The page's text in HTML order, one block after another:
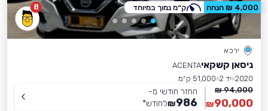
8
ירכא
ניסאן קשקאיACENTA
2020 יד 2
51,000 ק״מ
94,000 ₪
90,000
₪
החזר חודשי מ-
986
₪לחודש*
4,000 ₪ הנחה ק״מ נמוך במיוחד